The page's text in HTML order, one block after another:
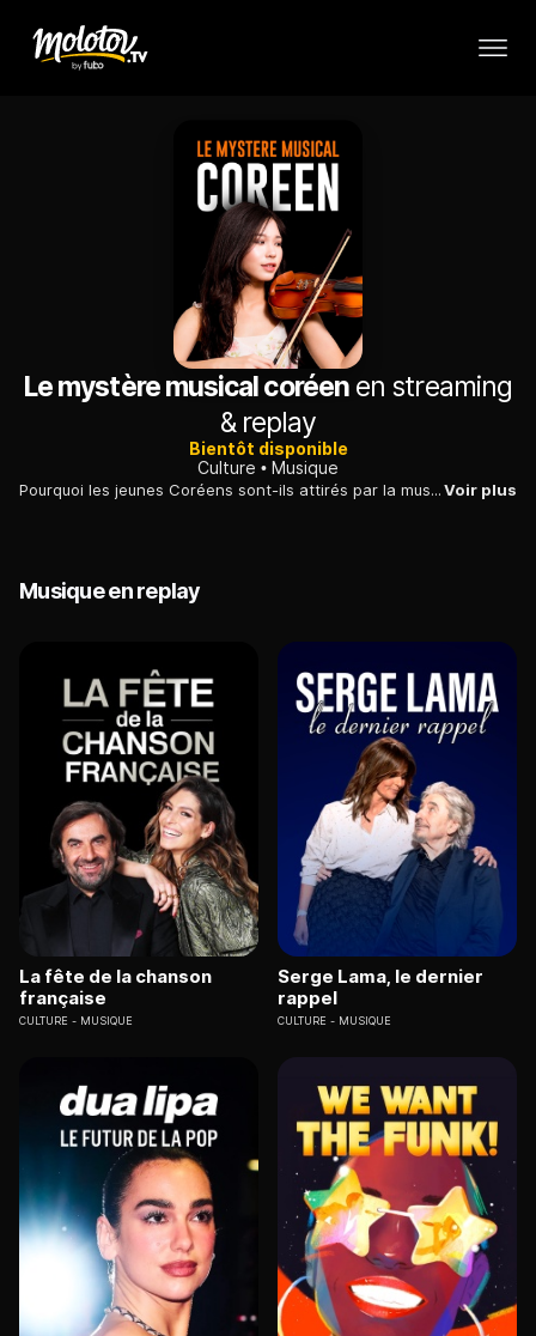
Le mystère musical coréenen streaming
& replay
Bientôt disponible
Culture
Musique
Pourquoi les jeunes Coréens sont-ils attirés par la musique classique et où l'apprennent-ils ? Comment sont-ils devenus si performants en si peu de temps ?Voir plus
Musique en replay
La fête de la chanson
française
CULTURE MUSIQUE
Serge Lama, le dernier
rappel
CULTURE MUSIQUE